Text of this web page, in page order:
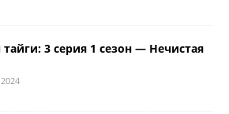
тайги: 3 серия 1 сезон — Нечистая